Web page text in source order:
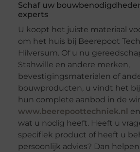
Schaf uw
experts
U koopt het juiste materiaal
om het huis bij Beerepoot
Hilversum. Of u nu
Stahwille en andere merken,
bevestigingsmaterialen of
bouwproducten, u vindt het
hun complete aanbod in de
www.beerepoottechniek.nl
wat u nodig heeft. Heeft u
specifiek product of heeft u
persoonlijk advies? Dan